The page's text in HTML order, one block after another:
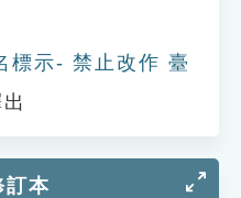
標示- 禁止改作 臺
訂本